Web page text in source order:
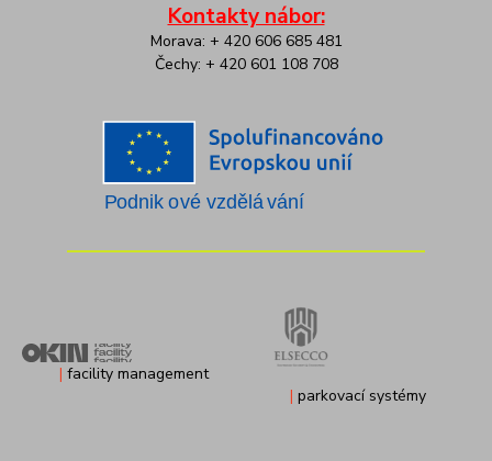
Kontakty nábor:
Morava: + 420 606 685 481
Čechy: + 420 601 108 708
| facility management
| parkovací systémy